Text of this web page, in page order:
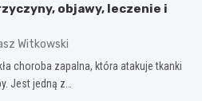
objawy, leczenie i
Witkowski
choroba zapalna, która atakuje tkanki
Jest jedną z…